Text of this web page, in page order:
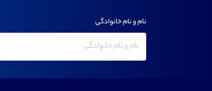
نام و نام خانوادگی